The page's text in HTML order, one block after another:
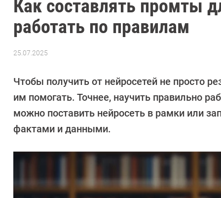
Как составлять промты
работать по правилам
25.07.2025
Ивовый
Чтобы получить от нейросетей не просто
им помогать. Точнее, научить правильно
можно поставить нейросеть в рамки или
фактами и данными.